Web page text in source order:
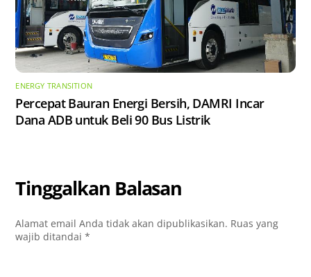
ENERGY TRANSITION
Percepat Bauran Energi Bersih, DAMRI Incar
Dana ADB untuk Beli 90 Bus Listrik
Tinggalkan Balasan
Alamat email Anda tidak akan dipublikasikan. Ruas yang
wajib ditandai*